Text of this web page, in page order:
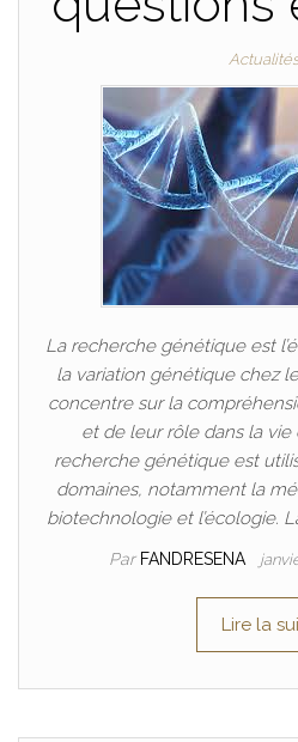
Actualités
La recherche génétique est
la variation génétique chez
concentre sur la
et de leur rôle dans la vie
recherche génétique est
domaines, notamment la
biotechnologie et l’écologie.
Par FANDRESENA
Lire la